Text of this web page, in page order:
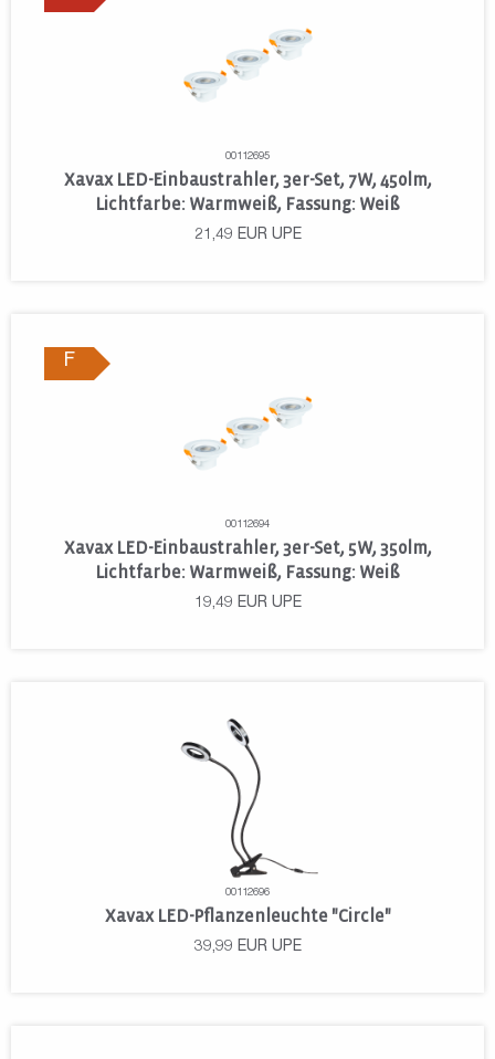
00112695
Xavax LED-Einbaustrahler, 3er-Set, 7W, 450lm,
Lichtfarbe: Warmweiß, Fassung: Weiß
21,49 EUR UPE
F
00112694
Xavax LED-Einbaustrahler, 3er-Set, 5W, 350lm,
Lichtfarbe: Warmweiß, Fassung: Weiß
19,49 EUR UPE
00112696
Xavax LED-Pflanzenleuchte "Circle"
39,99 EUR UPE